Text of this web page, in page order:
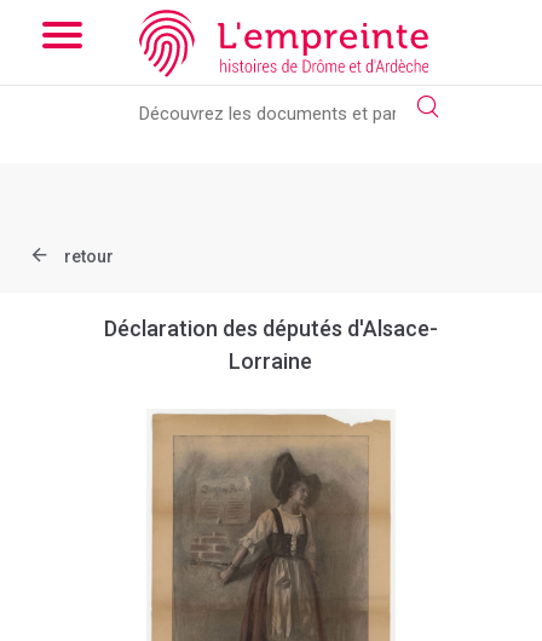
Array ( [slug] => document [ref] => AD026_1Num_00984_074 )
// Add the new slick-theme.css if you want the default styling
retour
Déclaration des députés d'Alsace-
Lorraine